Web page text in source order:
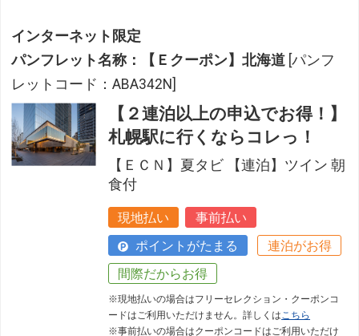
インターネット限定
パンフレット名称：【Ｅクーポン】北海道 [パンフ
レットコード：ABA342N]
【２連泊以上の申込でお得！】
札幌駅に行くならコレっ！
【ＥＣＮ】夏タビ 【連泊】ツイン 朝
食付
現地払い
事前払い
ポイントがたまる
連泊がお得
間際だからお得
※現地払いの場合はフリーセレクション・クーポンコ
ードはご利用いただけません。詳しくは こちら
※事前払いの場合はクーポンコードはご利用いただけ
フリーセレクション・クーポンコードのご利用につ
フリーセレクションをご利用いただけない商品
JR回数券類、ギフト券、外国通貨、直接契約型宿泊プラン、土
産品、旅行積立商品、当社が指定した商品が利用できません。